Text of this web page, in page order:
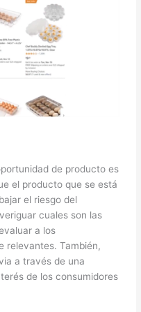
de producto es
el producto que se está
el riesgo del
cuales son las
a los
relevantes. También,
a través de una
de los consumidores